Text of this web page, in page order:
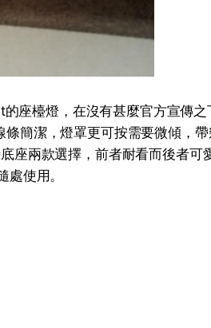
座檯燈，在沒有甚麼官方宣傳
簡潔，燈罩更可按需要微傾，
座兩款選擇，前者耐看而後者可
使用。